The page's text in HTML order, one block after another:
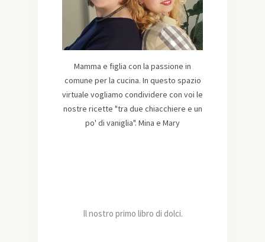
Mamma e figlia con la passione in
comune per la cucina. In questo spazio
virtuale vogliamo condividere con voi le
nostre ricette "tra due chiacchiere e un
po' di vaniglia". Mina e Mary
Il nostro primo libro di dolci.